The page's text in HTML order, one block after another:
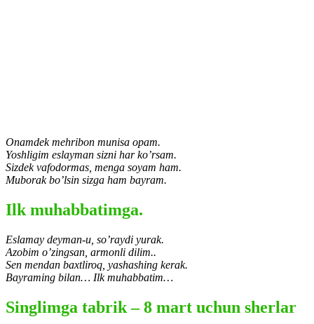
Onamdek mehribon munisa opam.
Yoshligim eslayman sizni har ko’rsam.
Sizdek vafodormas, menga soyam ham.
Muborak bo’lsin sizga ham bayram.
Ilk muhabbatimga.
Eslamay deyman-u, so’raydi yurak.
Azobim o’zingsan, armonli dilim..
Sen mendan baxtliroq, yashashing kerak.
Bayraming bilan… Ilk muhabbatim…
Singlimga tabrik – 8 mart uchun sherlar